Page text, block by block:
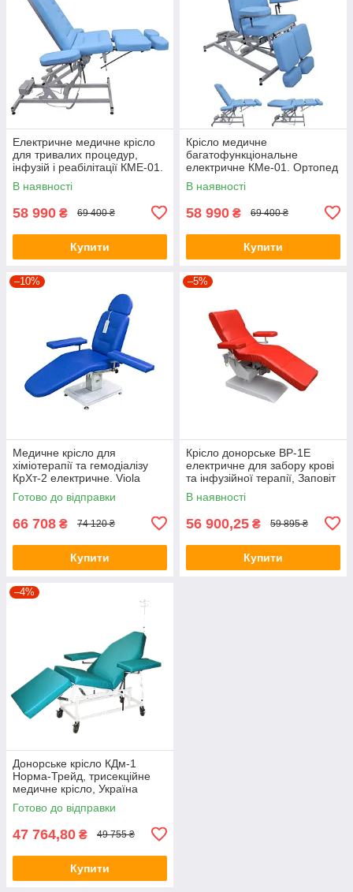
Електричне медичне крісло
для тривалих процедур,
інфузій і реабілітації КМЕ-01.
Ортопед
В наявності
58 990 ₴ 69 400 ₴
Купити
Крісло медичне
багатофункціональне
електричне КМе-01. Ортопед
В наявності
58 990 ₴ 69 400 ₴
Купити
–10%
Медичне крісло для
хіміотерапії та гемодіалізу
КрХт-2 електричне. Viola
Готово до відправки
66 708 ₴ 74 120 ₴
Купити
–5%
Крісло донорське ВР-1Е
електричне для забору крові
та інфузійної терапії, Заповіт
В наявності
56 900,25 ₴ 59 895 ₴
Купити
–4%
Донорське крісло КДм-1
Норма-Трейд, трисекційне
медичне крісло, Україна
Готово до відправки
47 764,80 ₴ 49 755 ₴
Купити